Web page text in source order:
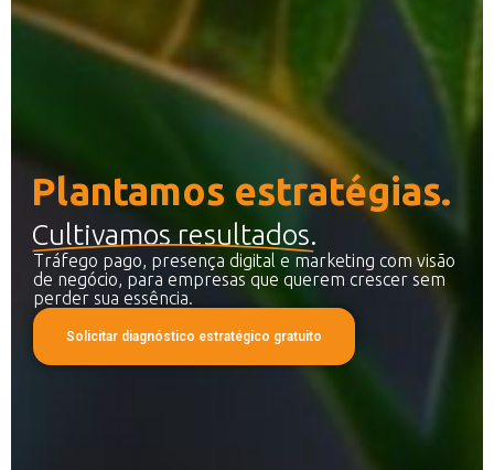
Plantamos estratégias.
Cultivamos resultados.
Tráfego pago, presença digital e marketing com visão
de negócio, para empresas que querem crescer sem
perder sua essência.
Solicitar diagnóstico estratégico gratuito